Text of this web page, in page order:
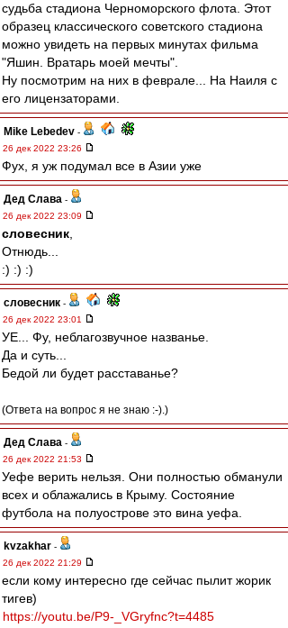
судьба стадиона Черноморского флота. Этот
образец классического советского стадиона
можно увидеть на первых минутах фильма
"Яшин. Вратарь моей мечты".
Ну посмотрим на них в феврале... На Наиля с
его лицензаторами.
Mike Lebedev -
26 дек 2022 23:26
Фух, я уж подумал все в Азии уже
Дед Слава -
26 дек 2022 23:09
словесник
Отнюдь...
:) :) :)
словесник -
26 дек 2022 23:01
УЕ... Фу, неблагозвучное названье.
Да и суть...
Бедой ли будет расставанье?
(Ответа на вопрос я не знаю :-).)
Дед Слава -
26 дек 2022 21:53
Уефе верить нельзя. Они полностью обманули
всех и облажались в Крыму. Состояние
футбола на полуострове это вина уефа.
kvzakhar -
26 дек 2022 21:29
если кому интересно где сейчас пылит жорик
тигев)
https://youtu.be/P9-_VGryfnc?t=4485